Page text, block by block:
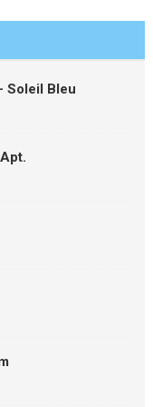
Soleil Bleu